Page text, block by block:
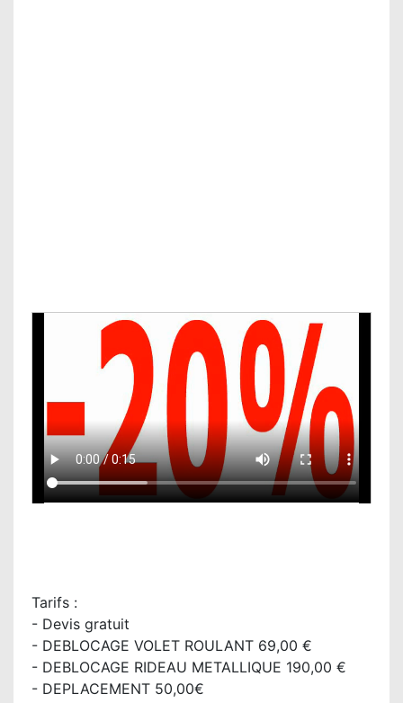
Tarifs :
- Devis gratuit
- DEBLOCAGE VOLET ROULANT 69,00 €
- DEBLOCAGE RIDEAU METALLIQUE 190,00 €
- DEPLACEMENT 50,00€